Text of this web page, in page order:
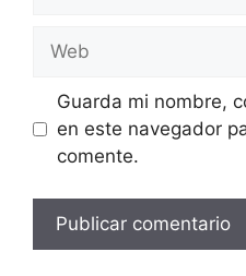
Web
Guarda mi nombre,
en este navegador
comente.